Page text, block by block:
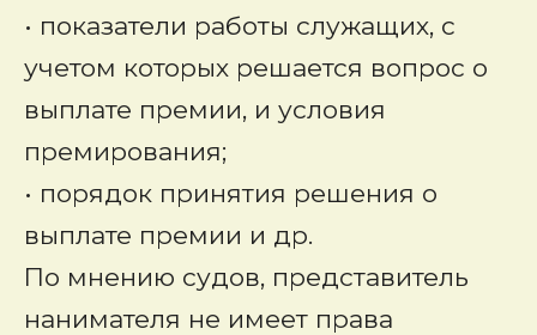
• показатели работы служащих, с
учетом которых решается вопрос о
выплате премии, и условия
премирования;
• порядок принятия решения о
выплате премии и др.
По мнению судов, представитель
нанимателя не имеет права